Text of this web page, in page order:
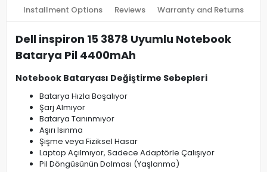
Installment Options Reviews Warranty and Returns
Dell inspiron 15 3878 Uyumlu Notebook
Batarya Pil 4400mAh
Notebook Bataryası Değiştirme Sebepleri
Batarya Hızla Boşalıyor
Şarj Almıyor
Batarya Tanınmıyor
Aşırı Isınma
Şişme veya Fiziksel Hasar
Laptop Açılmıyor, Sadece Adaptörle Çalışıyor
Pil Döngüsünün Dolması (Yaşlanma)